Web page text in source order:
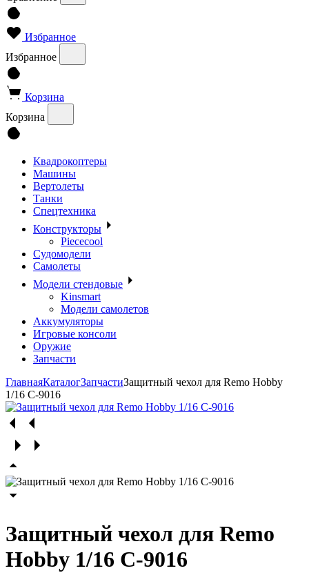
Избранное
Избранное
Корзина
Корзина
Квадрокоптеры
Машины
Вертолеты
Танки
Спецтехника
Конструкторы
Piececool
Судомодели
Самолеты
Модели стендовые
Kinsmart
Модели самолетов
Аккумуляторы
Игровые консоли
Оружие
Запчасти
ГлавнаяКаталогЗапчастиЗащитный чехол для Remo Hobby
1/16 С-9016
Защитный чехол для Remo
Hobby 1/16 С-9016